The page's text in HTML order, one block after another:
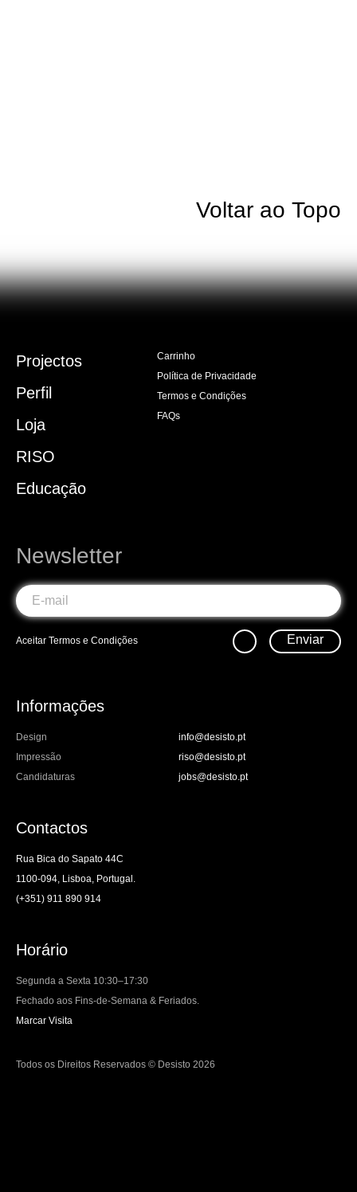
Voltar ao Topo
Projectos
Perfil
Loja
RISO
Educação
Carrinho
Política de Privacidade
Termos e Condições
FAQs
Newsletter
Aceitar Termos e Condições Enviar
Informações
Design
info@desisto.pt
Impressão
riso@desisto.pt
Candidaturas
jobs@desisto.pt
Contactos
Rua Bica do Sapato 44C
1100-094, Lisboa, Portugal.
(+351) 911 890 914
Horário
Segunda a Sexta 10:30–17:30
Fechado aos Fins-de-Semana & Feriados.
Marcar Visita
Todos os Direitos Reservados © Desisto 2026